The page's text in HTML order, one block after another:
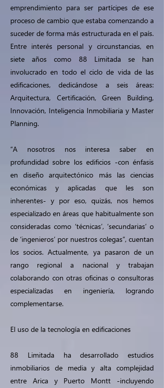
emprendimiento para ser partícipes de ese
proceso de cambio que estaba comenzando a
suceder de forma más estructurada en el país.
Entre interés personal y circunstancias, en
siete años como 88 Limitada se han
involucrado en todo el ciclo de vida de las
edificaciones, dedicándose a seis áreas:
Arquitectura, Certificación, Green Building,
Innovación, Inteligencia Inmobiliaria y Master
Planning.
“A nosotros nos interesa saber en
profundidad sobre los edificios -con énfasis
en diseño arquitectónico más las ciencias
económicas y aplicadas que les son
inherentes- y por eso, quizás, nos hemos
especializado en áreas que habitualmente son
consideradas como ‘técnicas’, ‘secundarias’ o
de ‘ingenieros’ por nuestros colegas”, cuentan
los socios. Actualmente, ya pasaron de un
rango regional a nacional y trabajan
colaborando con otras oficinas o consultoras
especializadas en ingeniería, logrando
complementarse.
El uso de la tecnología en edificaciones
88 Limitada ha desarrollado estudios
inmobiliarios de media y alta complejidad
entre Arica y Puerto Montt -incluyendo